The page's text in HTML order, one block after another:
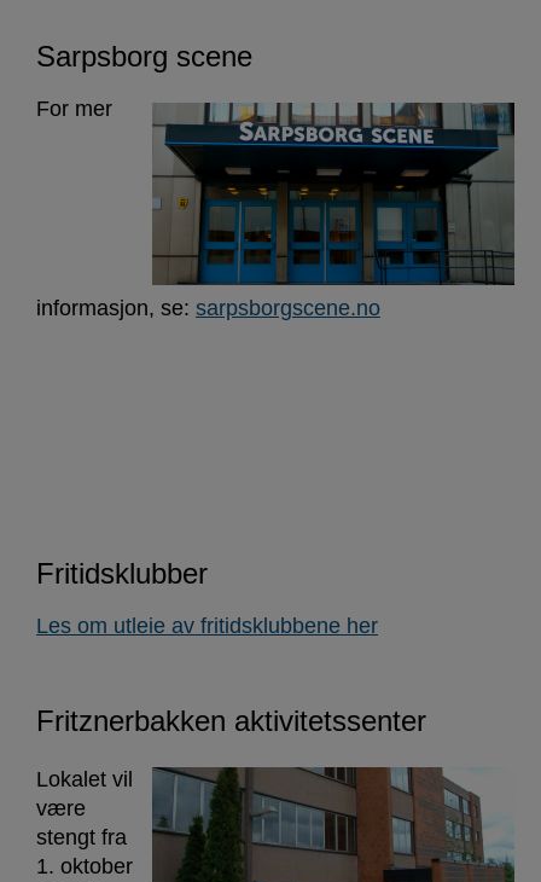
Sarpsborg scene
For mer
informasjon, se: sarpsborgscene.no
Fritidsklubber
Les om utleie av fritidsklubbene her
Fritznerbakken aktivitetssenter
Lokalet vil
være
stengt fra
1. oktober